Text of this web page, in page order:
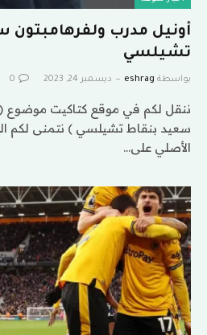
أونيل مدرب ولفرهامبتون
تشيلسي
بواسطة eshrag ديسمبر 24, 2023 0
ننقل لكم في موقع كتاكيت موضوع
سعيد بنقاط تشيلسي ) نتمنى لكم
الأصلي على…